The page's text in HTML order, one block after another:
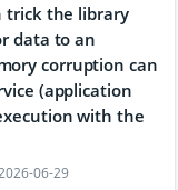
trick the library
data to an
corruption can
(application
with the
06-29